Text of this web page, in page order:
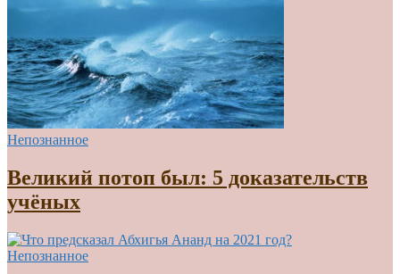
Непознанное
Великий потоп был: 5 доказательств
учёных
Непознанное